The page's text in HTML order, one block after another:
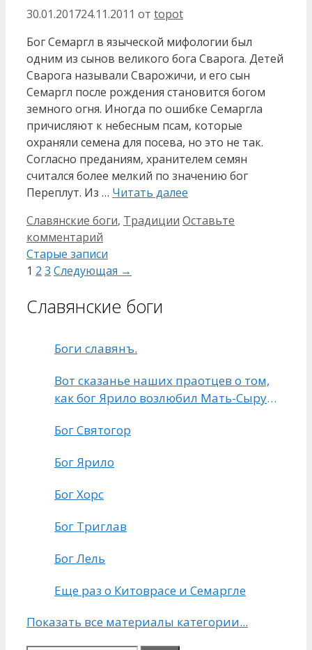
30.01.201724.11.2011 от topot
Бог Семаргл в языческой мифологии был
одним из сынов великого бога Сварога. Детей
Сварога называли Сварожичи, и его сын
Семаргл после рождения становится богом
земного огня. Иногда по ошибке Семаргла
причисляют к небесным псам, которые
охраняли семена для посева, но это не так.
Согласно преданиям, хранителем семян
считался более мелкий по значению бог
Переплут. Из … Читать далее
Рубрики
Славянские боги, Традиции Оставьте
комментарий
Навигация
записи
Старые записи
Страница
1 Страница
2 Страница
3 Следующая →
Славянские боги
Боги славянъ.
Вот сказанье наших праотцев о том,
как бог Ярило возлюбил Мать-Сыру
земнородных
Бог Святогор
Бог Ярило
Бог Хорс
Бог Триглав
Бог Лель
Еще раз о Китоврасе и Семаргле
Показать все материалы категории...